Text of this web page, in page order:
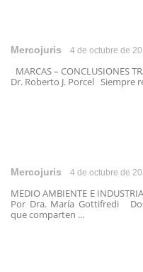
Mercojuris 4 de octubre de
MARCAS – CONCLUSIONES
Dr. Roberto J. Porcel Siempre
Mercojuris 4 de octubre de
MEDIO AMBIENTE E
Por Dra. María Gottifredi
que comparten ...